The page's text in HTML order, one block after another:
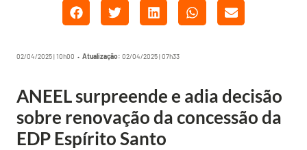
02/04/2025 | 10h00 • Atualização: 02/04/2025 | 07h33
ANEEL surpreende e adia decisão
sobre renovação da concessão da
EDP Espírito Santo